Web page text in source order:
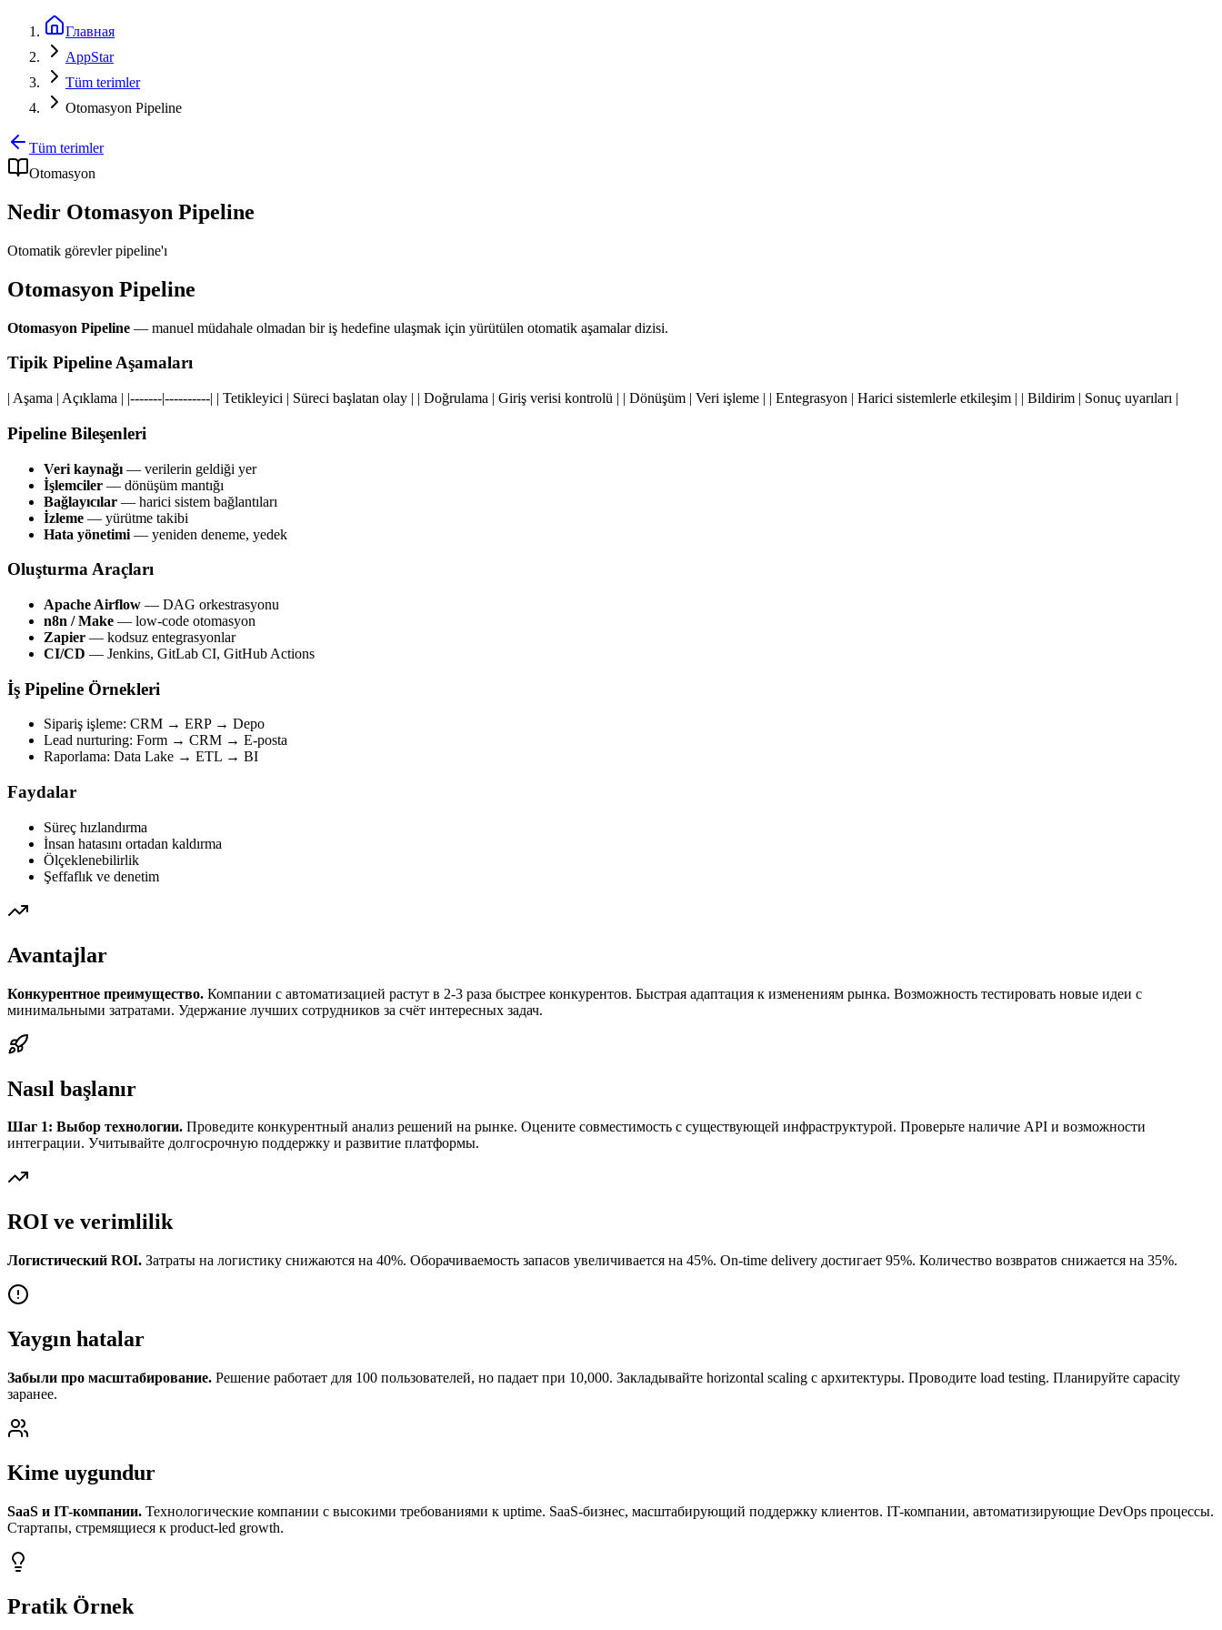
Главная
AppStar
Tüm terimler
Otomasyon Pipeline
Tüm terimler
Otomasyon
Nedir Otomasyon Pipeline
Otomatik görevler pipeline'ı
Otomasyon Pipeline
Otomasyon Pipeline — manuel müdahale olmadan bir iş hedefine ulaşmak için yürütülen otomatik aşamalar dizisi.
Tipik Pipeline Aşamaları
| Aşama | Açıklama | |-------|----------| | Tetikleyici | Süreci başlatan olay | | Doğrulama | Giriş verisi kontrolü | | Dönüşüm | Veri işleme | | Entegrasyon | Harici sistemlerle etkileşim | | Bildirim | Sonuç uyarıları |
Pipeline Bileşenleri
Veri kaynağı — verilerin geldiği yer
İşlemciler — dönüşüm mantığı
Bağlayıcılar — harici sistem bağlantıları
İzleme — yürütme takibi
Hata yönetimi — yeniden deneme, yedek
Oluşturma Araçları
Apache Airflow — DAG orkestrasyonu
n8n / Make — low-code otomasyon
Zapier — kodsuz entegrasyonlar
CI/CD — Jenkins, GitLab CI, GitHub Actions
İş Pipeline Örnekleri
Sipariş işleme: CRM → ERP → Depo
Lead nurturing: Form → CRM → E-posta
Raporlama: Data Lake → ETL → BI
Faydalar
Süreç hızlandırma
İnsan hatasını ortadan kaldırma
Ölçeklenebilirlik
Şeffaflık ve denetim
Avantajlar
Конкурентное преимущество. Компании с автоматизацией растут в 2-3 раза быстрее конкурентов. Быстрая адаптация к изменениям рынка. Возможность тестировать новые идеи с
минимальными затратами. Удержание лучших сотрудников за счёт интересных задач.
Nasıl başlanır
Шаг 1: Выбор технологии. Проведите конкурентный анализ решений на рынке. Оцените совместимость с существующей инфраструктурой. Проверьте наличие API и возможности
интеграции. Учитывайте долгосрочную поддержку и развитие платформы.
ROI ve verimlilik
Логистический ROI. Затраты на логистику снижаются на 40%. Оборачиваемость запасов увеличивается на 45%. On-time delivery достигает 95%. Количество возвратов снижается на 35%.
Yaygın hatalar
Забыли про масштабирование. Решение работает для 100 пользователей, но падает при 10,000. Закладывайте horizontal scaling с архитектуры. Проводите load testing. Планируйте capacity
заранее.
Kime uygundur
SaaS и IT-компании. Технологические компании с высокими требованиями к uptime. SaaS-бизнес, масштабирующий поддержку клиентов. IT-компании, автоматизирующие DevOps процессы.
Стартапы, стремящиеся к product-led growth.
Pratik Örnek